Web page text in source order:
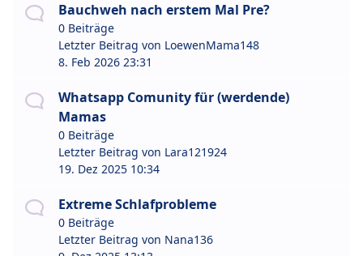
Bauchweh nach erstem Mal Pre?
0 Beiträge
Letzter Beitrag von LoewenMama148
8. Feb 2026 23:31
Whatsapp Comunity für (werdende)
Mamas
0 Beiträge
Letzter Beitrag von Lara121924
19. Dez 2025 10:34
Extreme Schlafprobleme
0 Beiträge
Letzter Beitrag von Nana136